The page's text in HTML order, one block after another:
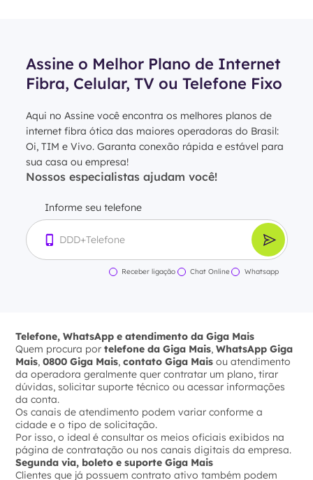
Assine o Melhor Plano de Internet
Fibra, Celular, TV ou Telefone Fixo
Aqui no Assine você encontra os melhores planos de
internet fibra ótica das maiores operadoras do Brasil:
Oi, TIM e Vivo. Garanta conexão rápida e estável para
sua casa ou empresa!
Nossos especialistas ajudam você!
Informe seu telefone
Receber ligação Chat Online Whatsapp
Telefone, WhatsApp e atendimento da Giga Mais
Quem procura portelefone da Giga Mais,WhatsApp Giga
Mais,0800 Giga Mais,contato Giga Mais ou atendimento
da operadora geralmente quer contratar um plano, tirar
dúvidas, solicitar suporte técnico ou acessar informações
da conta.
Os canais de atendimento podem variar conforme a
cidade e o tipo de solicitação.
Por isso, o ideal é consultar os meios oficiais exibidos na
página de contratação ou nos canais digitais da empresa.
Segunda via, boleto e suporte Giga Mais
Clientes que já possuem contrato ativo também podem